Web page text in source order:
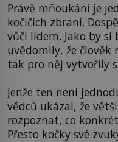
Právě mňoukání je
kočičích zbraní.
vůči lidem. Jako by
uvědomily, že člověk
tak pro něj vytvořily
Jenže ten není
vědců ukázal, že
rozpoznat, co
Přesto kočky své